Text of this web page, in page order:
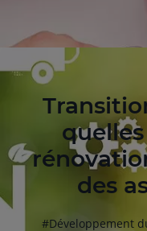
des
hashtag
#Développement